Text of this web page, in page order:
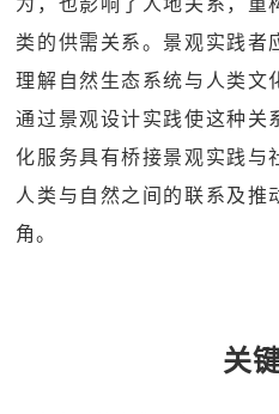
为，也影响了人地关系，重
类的供需关系。景观实践者
理解自然生态系统与人类文
通过景观设计实践使这种关
化服务具有桥接景观实践与
人类与自然之间的联系及推
角。
关